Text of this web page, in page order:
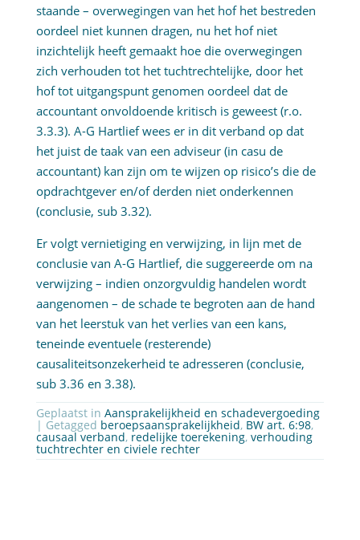
staande – overwegingen van het hof het bestreden
oordeel niet kunnen dragen, nu het hof niet
inzichtelijk heeft gemaakt hoe die overwegingen
zich verhouden tot het tuchtrechtelijke, door het
hof tot uitgangspunt genomen oordeel dat de
accountant onvoldoende kritisch is geweest (r.o.
3.3.3). A-G Hartlief wees er in dit verband op dat
het juist de taak van een adviseur (in casu de
accountant) kan zijn om te wijzen op risico’s die de
opdrachtgever en/of derden niet onderkennen
(conclusie, sub 3.32).
Er volgt vernietiging en verwijzing, in lijn met de
conclusie van A-G Hartlief, die suggereerde om na
verwijzing – indien onzorgvuldig handelen wordt
aangenomen – de schade te begroten aan de hand
van het leerstuk van het verlies van een kans,
teneinde eventuele (resterende)
causaliteitsonzekerheid te adresseren (conclusie,
sub 3.36 en 3.38).
Geplaatst in Aansprakelijkheid en schadevergoeding
| Getagged beroepsaansprakelijkheid, BW art. 6:98,
causaal verband, redelijke toerekening, verhouding
tuchtrechter en civiele rechter